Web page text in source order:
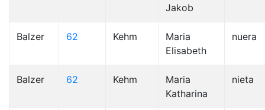
Jakob
Balzer 62 Kehm
Maria
Elisabeth
nuera
Balzer 62 Kehm
Maria
Katharina
nieta